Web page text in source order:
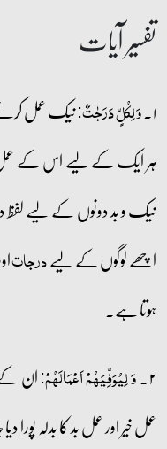
تفسیر آیات
۱۔ وَ لِکُلٍّ دَرَجٰتٌ:نیک عمل
ہر ایک کے لیے اس کے
نیک و بد دونوں کے لیے
اچھے لوگوں کے لیےدرجات
ہوتا ہے۔
۲۔ وَ لِیُوَفِّیَہُمۡ اَعۡمَالَہُمۡ:ان
عمل خیر اور عمل بد کا بدلہ پورا